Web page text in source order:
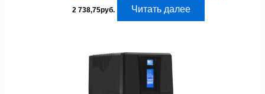
2 738,75руб. Читать далее